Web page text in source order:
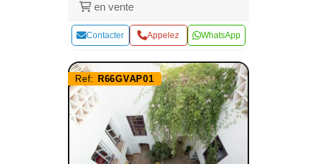
en vente
Contacter Appelez WhatsApp
Ref: R66GVAP01